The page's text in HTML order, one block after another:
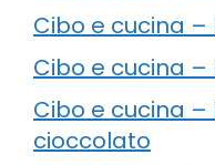
Cibo e cucina
Cibo e cucina –
Cibo e cucina –
cioccolato